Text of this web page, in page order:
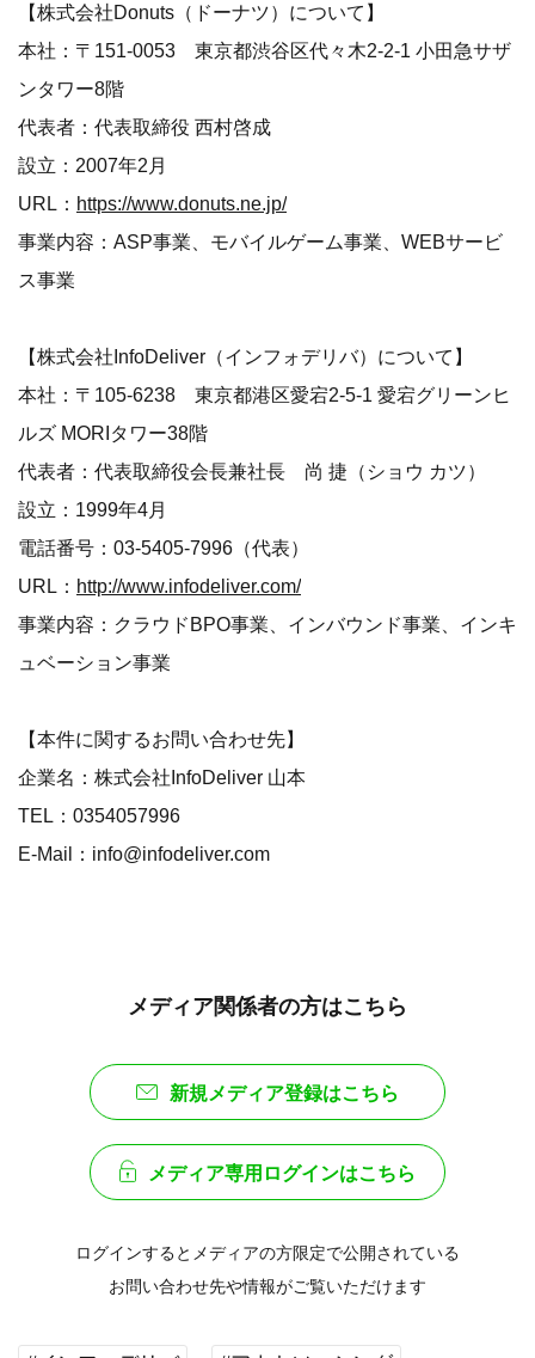
【株式会社Donuts（ドーナツ）について】
本社：〒151-0053 東京都渋谷区代々木2-2-1 小田急サザ
ンタワー8階
代表者：代表取締役 西村啓成
設立：2007年2月
URL： https://www.donuts.ne.jp/
事業内容：ASP事業、モバイルゲーム事業、WEBサービ
ス事業
【株式会社InfoDeliver（インフォデリバ）について】
本社：〒105-6238 東京都港区愛宕2-5-1 愛宕グリーンヒ
ルズ MORIタワー38階
代表者：代表取締役会長兼社長 尚 捷（ショウ カツ）
設立：1999年4月
電話番号：03-5405-7996（代表）
URL： http://www.infodeliver.com/
事業内容：クラウドBPO事業、インバウンド事業、インキ
ュベーション事業
【本件に関するお問い合わせ先】
企業名：株式会社InfoDeliver 山本
TEL：0354057996
E-Mail：info@infodeliver.com
メディア関係者の方はこちら
新規メディア登録はこちら
メディア専用ログインはこちら
ログインするとメディアの方限定で公開されている
お問い合わせ先や情報がご覧いただけます